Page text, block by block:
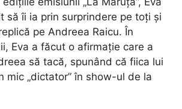
să îi ia prin surprindere pe toți și
pe Andreea Raicu. În
Eva a făcut o afirmație care a
să tacă, spunând că fiica lui
mic „dictator” în show-ul de la